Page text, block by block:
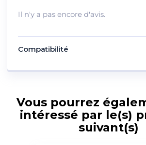
Il n'y a pas encore d'avis.
Compatibilité
Vous pourrez
intéressé par le(s)
suivant(s)